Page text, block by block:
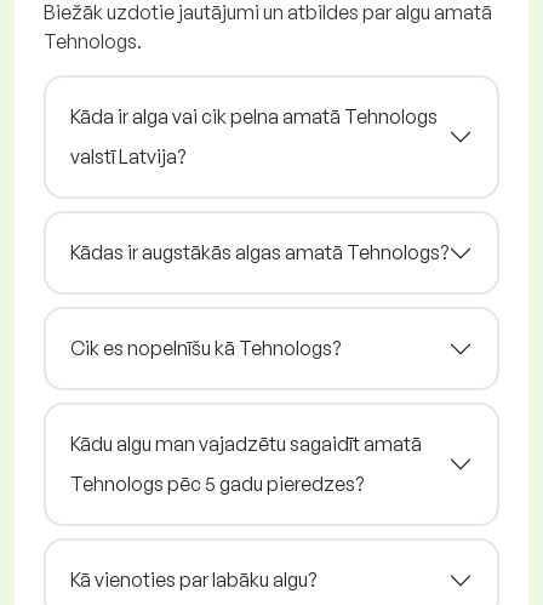
Biežāk uzdotie jautājumi un atbildes par algu amatā
Tehnologs.
Kāda ir alga vai cik pelna amatā Tehnologs
valstī Latvija?
Kādas ir augstākās algas amatā Tehnologs?
Cik es nopelnīšu kā Tehnologs?
Kādu algu man vajadzētu sagaidīt amatā
Tehnologs pēc 5 gadu pieredzes?
Kā vienoties par labāku algu?